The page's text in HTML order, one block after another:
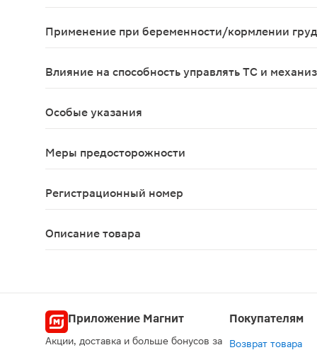
Применение при беременности/кормлении
Влияние на способность управлять ТС и
Особые указания
Меры предосторожности
Регистрационный номер
Описание товара
Приложение Магнит
Акции, доставка и больше бонусов за
Покупателям
Возврат товара